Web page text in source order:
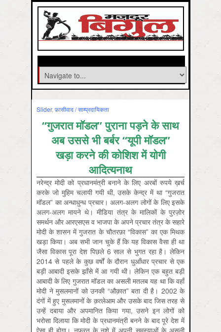
Slider, फ़ासीवाद / साम्‍प्रदायिकता
“गुजरात मॉडल” पुराना पड़ने के साथ
अब उससे भी बर्बर “यूपी मॉडल”
खड़ा करने की कोशिश में योगी
आदित्यनाथ
नरेन्द्र मोदी को प्रधानमंत्री बनाने के लिए अरबों रुपये ख़र्च
करके जो मुहिम चलायी गयी थी, उसके केन्द्र में था “गुजरात
मॉडल” का अन्धाधुन्ध प्रचार। अलग-अलग लोगों के लिए इसके
अलग-अलग मायने थे। मीडिया तंत्र के मालिकों के पुरज़ोर
समर्थन और आरएसएस व भाजपा के अपने प्रचार तंत्र के सहारे
मोदी के शासन में गुजरात के चौतरफ़ा “विकास” का एक मिथक
खड़ा किया। अब सभी जान चुके हैं कि यह विकास वैसा ही था
जैसा विकास पूरा देश पिछले 6 साल से भुगत रहा है। लेकिन
2014 से पहले के कुछ वर्षों के दौरान धुआँधार प्रचार से एक
बड़ी आबादी इसके झाँसे में आ गयी थी। लेकिन एक बहुत बड़ी
आबादी के लिए गुजरात मॉडल का असली मतलब यह था कि वहाँ
मोदी ने मुसलमानों को उनकी “औक़ात” बता दी है। 2002 के
दंगों में हुए मुसलमानों के क़त्लेआम और उसके बाद जिस तरह से
उन्हें दबाया और अपमानित किया गया, उसने इन लोगों को
भरोसा दिलाया कि मोदी के प्रधानमंत्री बनने के बाद पूरे देश में